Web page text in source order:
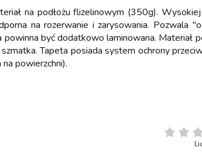
na podłożu flizelinowym (350g).
na rozerwanie i zarysowania. Pozwala
powinna być dodatkowo laminowana. Materiał
Tapeta posiada system ochrony
powierzchni).